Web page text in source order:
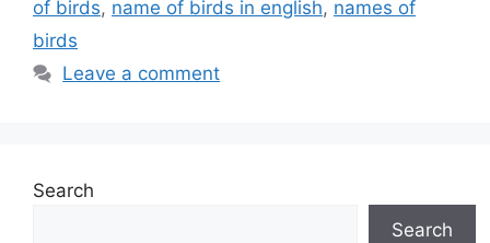
of birds, name of birds in english, names of
birds
Leave a comment
Search
Search